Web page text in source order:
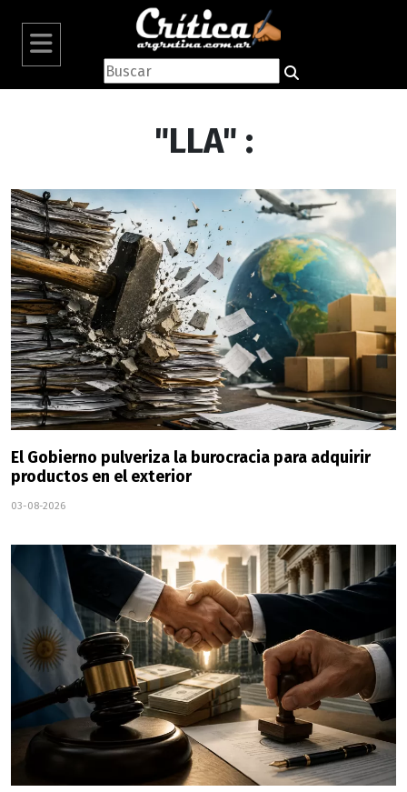
"LLA" :
El Gobierno pulveriza la burocracia para adquirir
productos en el exterior
03-08-2026